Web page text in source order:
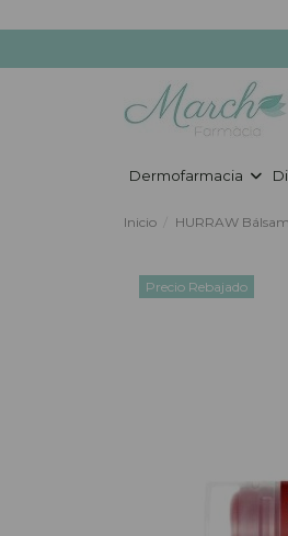
Dermofarmacia
Inicio HURRAW
Precio Rebajado